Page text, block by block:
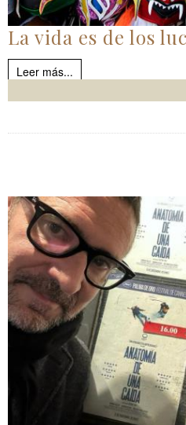
La vida es de los
Leer más...